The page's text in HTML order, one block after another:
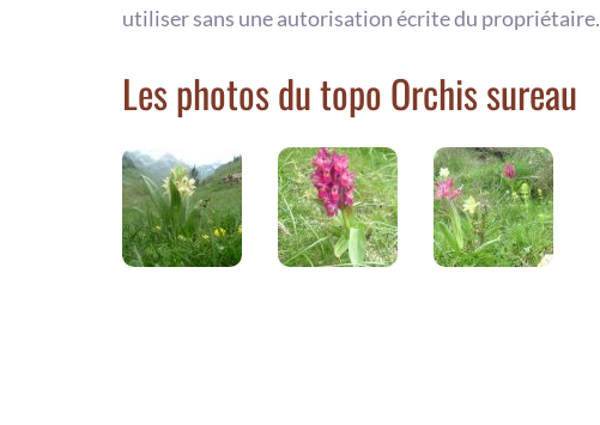
utiliser sans une autorisation écrite du propriétaire.
Les photos du topo Orchis sureau